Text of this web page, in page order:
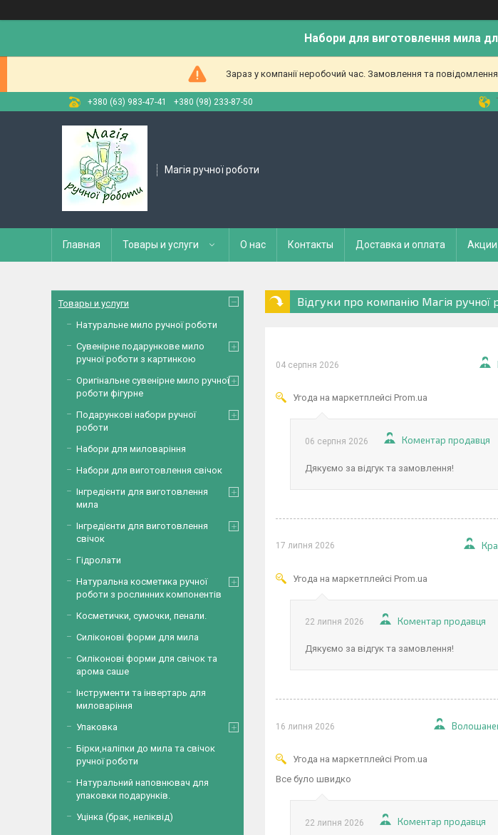
Набори для виготовлення мила
Зараз у компанії неробочий час. Замовлення та
+380 (63) 983-47-41 +380 (98) 233-87-50
Магія ручної роботи
Главная Товары и услуги О нас Контакты Доставка и оплата Акции
Відгуки про компанію Магія ручної
04 серпня 2026
Угода на маркетплейсі Prom.ua
06 серпня 2026 Коментар продавця
Дякуємо за відгук та замовлення!
17 липня 2026
Угода на маркетплейсі Prom.ua
22 липня 2026 Коментар продавця
Дякуємо за відгук та замовлення!
16 липня 2026
Угода на маркетплейсі Prom.ua
Все було швидко
22 липня 2026 Коментар продавця
Товары и услуги
Натуральне мило ручної роботи
Сувенірне подарункове мило
ручної роботи з картинкою
Оригінальне сувенірне мило ручної
роботи фігурне
Подарункові набори ручної
роботи
Набори для миловаріння
Набори для виготовлення свічок
Інгредієнти для виготовлення
мила
Інгредієнти для виготовлення
свічок
Гідролати
Натуральна косметика ручної
роботи з рослинних компонентів
Косметички, сумочки, пенали.
Силіконові форми для мила
Силіконові форми для свічок та
арома саше
Інструменти та інвертарь для
миловаріння
Упаковка
Бірки,наліпки до мила та свічок
ручної роботи
Натуральний наповнювач для
упаковки подарунків.
Уцінка (брак, неліквід)